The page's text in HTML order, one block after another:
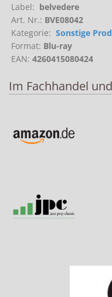
Label: belvedere
Art. Nr.: BVE08042
Kategorie: Sonstige
Format: Blu-ray
EAN: 4260415080424
Im Fachhandel